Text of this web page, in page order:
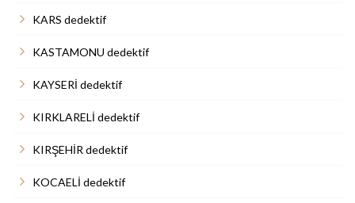
KARS dedektif
KASTAMONU dedektif
KAYSERİ dedektif
KIRKLARELİ dedektif
KIRŞEHİR dedektif
KOCAELİ dedektif